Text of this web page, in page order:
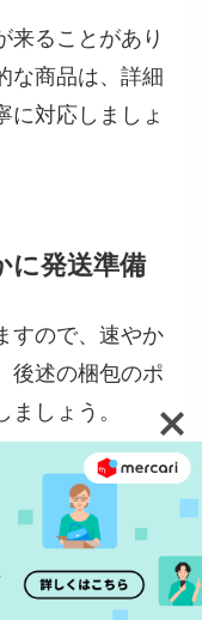
来ることがあり
な商品は、詳細
に対応しましょ
に発送準備
すので、速やか
後述の梱包のポ
しょう。
引完了
、アプリ内で